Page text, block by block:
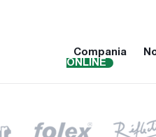
Compania
ONLINE